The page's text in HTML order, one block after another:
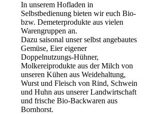
In unserem Hofladen in
Selbstbedienung bieten wir euch Bio-
bzw. Demeterprodukte aus vielen
Warengruppen an.
Dazu saisonal unser selbst angebautes
Gemüse, Eier eigener
Doppelnutzungs-Hühner,
Molkereiprodukte aus der Milch von
unseren Kühen aus Weidehaltung,
Wurst und Fleisch von Rind, Schwein
und Huhn aus unserer Landwirtschaft
und frische Bio-Backwaren aus
Bornhorst.